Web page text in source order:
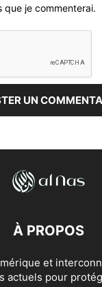
que je commenterai.
À PROPOS
et
actuels pour